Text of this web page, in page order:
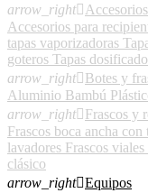
arrow_right
Accesorios para
tapas vaporizadoras
goteros Tapas
arrow_right Botes y
Aluminio Bambú
arrow_right Frascos y
Frascos boca ancha con
lavadores Frascos
clásico
arrow_rightEquipos